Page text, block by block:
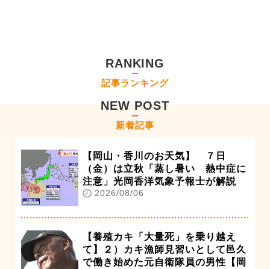
RANKING
記事ランキング
NEW POST
新着記事
【岡山・香川のお天気】 ７日
（金）は立秋「蒸し暑い 熱中症に
注意」光岡香洋気象予報士が解説
2026/08/06
【養殖カキ「大量死」を乗り越え
て】２）カキ漁師見習いとして邑久
で働き始めた元自衛隊員の男性【岡